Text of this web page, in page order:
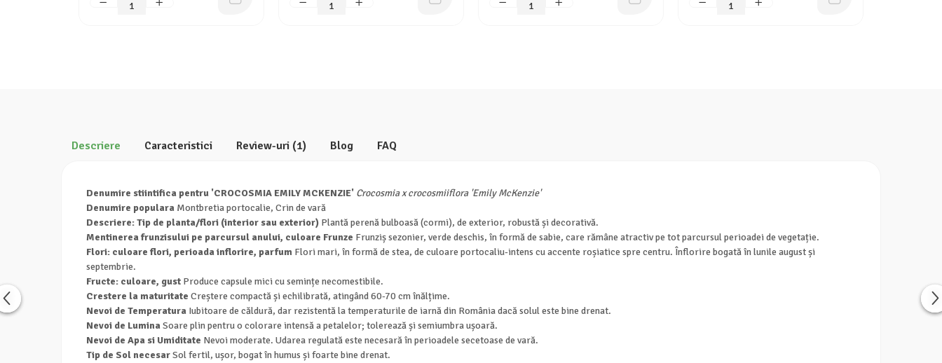
Descriere Caracteristici Review-uri (1) Blog FAQ
Denumire stiintifica pentru 'CROCOSMIA EMILY MCKENZIE' Crocosmia x crocosmiiflora 'Emily McKenzie'
Denumire populara Montbretia portocalie, Crin de vară
Descriere: Tip de planta/flori (interior sau exterior) Plantă perenă bulboasă (cormi), de exterior, robustă și decorativă.
Mentinerea frunzisului pe parcursul anului, culoare Frunze Frunziș sezonier, verde deschis, în formă de sabie, care rămâne atractiv pe tot parcursul perioadei de vegetație.
Flori: culoare flori, perioada inflorire, parfum Flori mari, în formă de stea, de culoare portocaliu-intens cu accente roșiatice spre centru. Înflorire bogată în lunile august și
septembrie.
Fructe: culoare, gust Produce capsule mici cu semințe necomestibile.
Crestere la maturitate Creștere compactă și echilibrată, atingând 60-70 cm înălțime.
Nevoi de Temperatura Iubitoare de căldură, dar rezistentă la temperaturile de iarnă din România dacă solul este bine drenat.
Nevoi de Lumina Soare plin pentru o colorare intensă a petalelor; tolerează și semiumbra ușoară.
Nevoi de Apa si Umiditate Nevoi moderate. Udarea regulată este necesară în perioadele secetoase de vară.
Tip de Sol necesarSol fertil, ușor, bogat în humus și foarte bine drenat.